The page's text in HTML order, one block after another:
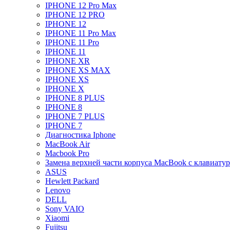
IPHONE 12 Pro Max
IPHONE 12 PRO
IPHONE 12
IPHONE 11 Pro Max
IPHONE 11 Pro
IPHONE 11
IPHONE XR
IPHONE XS MAX
IPHONE XS
IPHONE X
IPHONE 8 PLUS
IPHONE 8
IPHONE 7 PLUS
IPHONE 7
Диагностика Iphone
MacBook Air
Macbook Pro
Замена верхней части корпуса MacBook с
ASUS
Hewlett Packard
Lenovo
DELL
Sony VAIO
Xiaomi
Fujitsu